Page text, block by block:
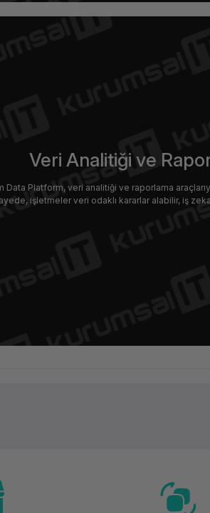
Veri Analitiği ve
Data Platform, veri analitiği ve raporlama
işletmeler veri odaklı kararlar alabilir, iş